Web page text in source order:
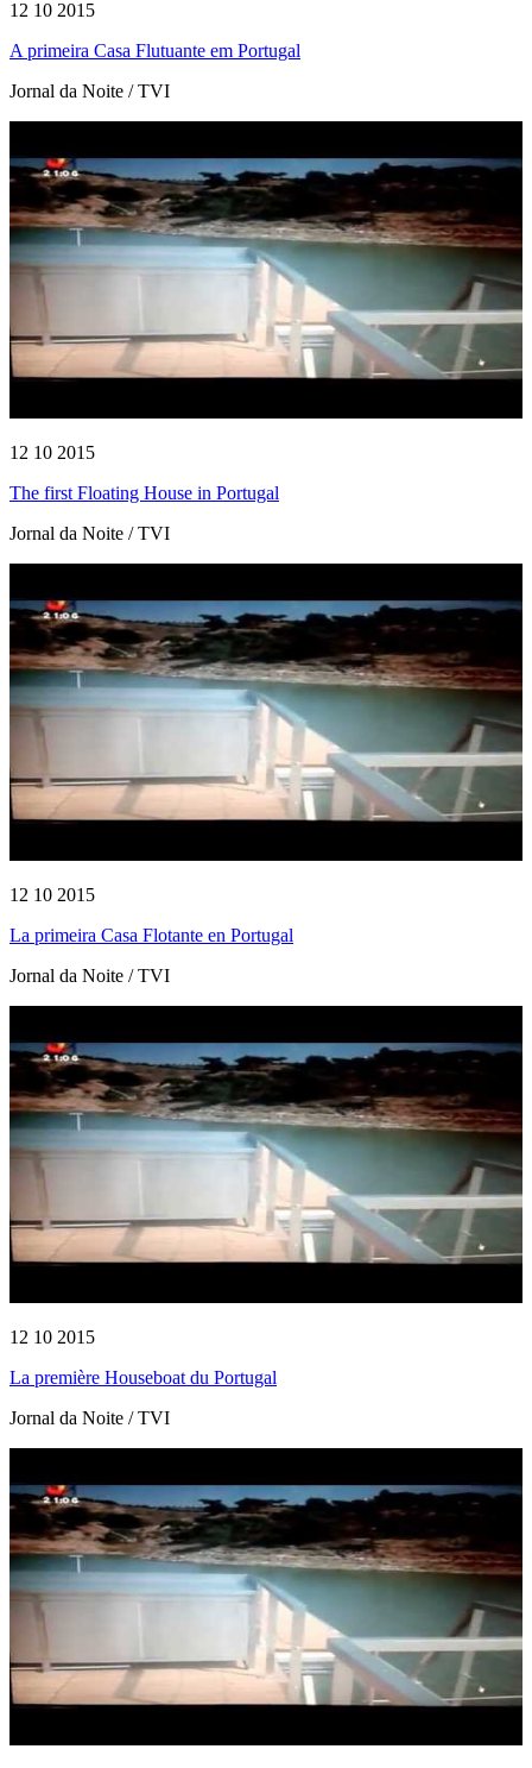
12 10 2015
A primeira Casa Flutuante em Portugal
Jornal da Noite / TVI
12 10 2015
The first Floating House in Portugal
Jornal da Noite / TVI
12 10 2015
La primeira Casa Flotante en Portugal
Jornal da Noite / TVI
12 10 2015
La première Houseboat du Portugal
Jornal da Noite / TVI